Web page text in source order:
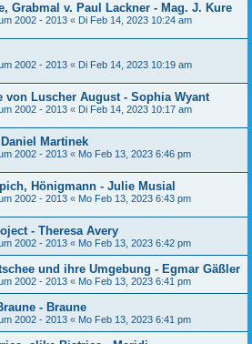
Grabmal v. Paul Lackner - Mag. J. Kure
2002 - 2013 « Di Feb 14, 2023 10:24 am
2002 - 2013 « Di Feb 14, 2023 10:19 am
von Luscher August - Sophia Wyant
2002 - 2013 « Di Feb 14, 2023 10:17 am
Martinek
2002 - 2013 « Mo Feb 13, 2023 6:46 pm
Hönigmann - Julie Musial
2002 - 2013 « Mo Feb 13, 2023 6:43 pm
- Theresa Avery
2002 - 2013 « Mo Feb 13, 2023 6:42 pm
und ihre Umgebung - Egmar Gäßler
2002 - 2013 « Mo Feb 13, 2023 6:41 pm
- Braune
2002 - 2013 « Mo Feb 13, 2023 6:41 pm